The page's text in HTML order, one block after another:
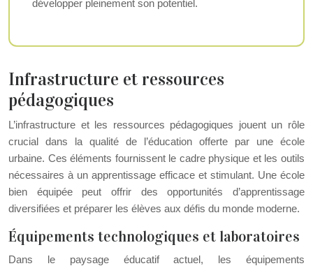
développer pleinement son potentiel.
Infrastructure et ressources
pédagogiques
L’infrastructure et les ressources pédagogiques jouent un rôle
crucial dans la qualité de l’éducation offerte par une école
urbaine. Ces éléments fournissent le cadre physique et les outils
nécessaires à un apprentissage efficace et stimulant. Une école
bien équipée peut offrir des opportunités d’apprentissage
diversifiées et préparer les élèves aux défis du monde moderne.
Équipements technologiques et laboratoires
Dans le paysage éducatif actuel, les équipements